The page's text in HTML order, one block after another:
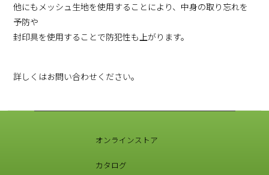
他にもメッシュ生地を使用することにより、中身の取り忘れを
予防や
封印具を使用することで防犯性も上がります。
詳しくはお問い合わせください。
オンラインストア
カタログ